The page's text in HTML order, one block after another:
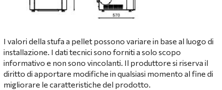
I valori della stufa a pellet possono variare in base al luogo di
installazione. I dati tecnici sono forniti a solo scopo
informativo e non sono vincolanti. Il produttore si riserva il
diritto di apportare modifiche in qualsiasi momento al fine di
migliorare le caratteristiche del prodotto.